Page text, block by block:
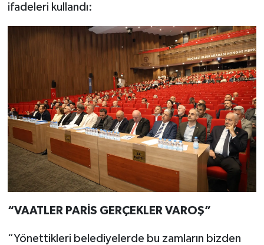
ifadeleri kullandı:
“VAATLER PARİS GERÇEKLER VAROŞ”
“Yönettikleri belediyelerde bu zamların bizden